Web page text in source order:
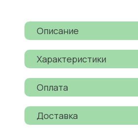
Описание
Характеристики
Оплата
Доставка